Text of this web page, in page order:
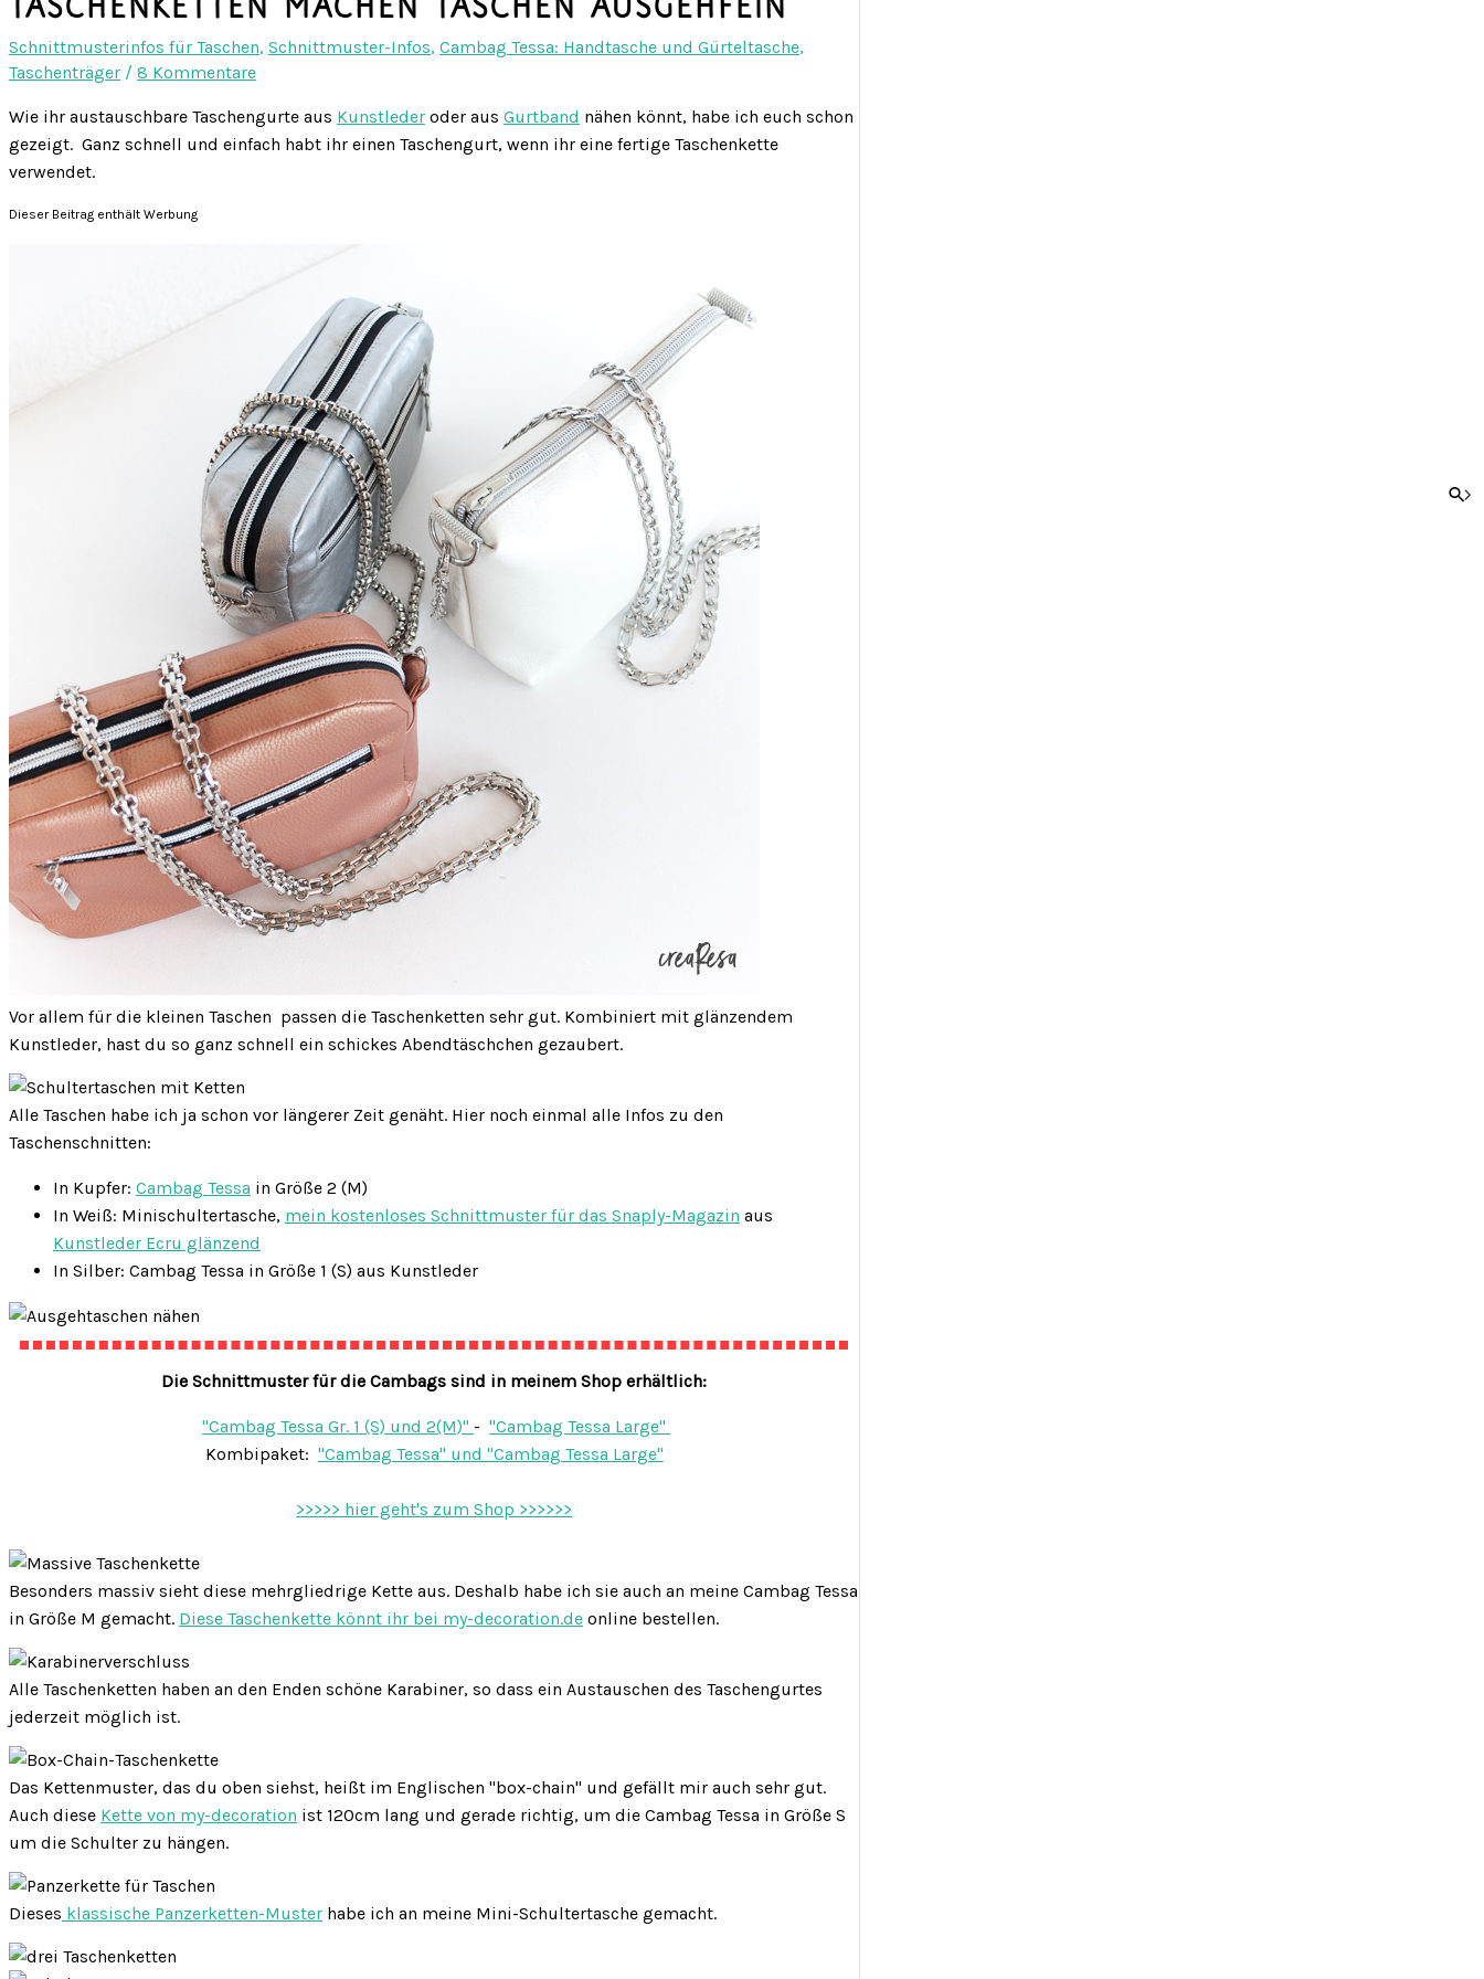
Taschenketten machen Taschen ausgehfein
Schnittmusterinfos für Taschen, Schnittmuster-Infos, Cambag Tessa: Handtasche und Gürteltasche,
Taschenträger / 8 Kommentare
Wie ihr austauschbare Taschengurte aus Kunstleder oder aus Gurtband nähen könnt, habe ich euch schon
gezeigt. Ganz schnell und einfach habt ihr einen Taschengurt, wenn ihr eine fertige Taschenkette
verwendet.
Dieser Beitrag enthält Werbung
Vor allem für die kleinen Taschen passen die Taschenketten sehr gut. Kombiniert mit glänzendem
Kunstleder, hast du so ganz schnell ein schickes Abendtäschchen gezaubert.
Alle Taschen habe ich ja schon vor längerer Zeit genäht. Hier noch einmal alle Infos zu den
Taschenschnitten:
In Kupfer: Cambag Tessa in Größe 2 (M)
In Weiß: Minischultertasche, mein kostenloses Schnittmuster für das Snaply-Magazin aus
Kunstleder Ecru glänzend
In Silber: Cambag Tessa in Größe 1 (S) aus Kunstleder
Die Schnittmuster für die Cambags sind in meinem Shop erhältlich:
"Cambag Tessa Gr. 1 (S) und 2(M)" -"Cambag Tessa Large"
Kombipaket: "Cambag Tessa" und "Cambag Tessa Large"
>>>>> hier geht's zum Shop >>>>>>
Besonders massiv sieht diese mehrgliedrige Kette aus. Deshalb habe ich sie auch an meine Cambag Tessa
in Größe M gemacht. Diese Taschenkette könnt ihr bei my-decoration.de online bestellen.
Alle Taschenketten haben an den Enden schöne Karabiner, so dass ein Austauschen des Taschengurtes
jederzeit möglich ist.
Das Kettenmuster, das du oben siehst, heißt im Englischen "box-chain" und gefällt mir auch sehr gut.
Auch diese Kette von my-decoration ist 120cm lang und gerade richtig, um die Cambag Tessa in Größe S
um die Schulter zu hängen.
Dieses klassische Panzerketten-Muster habe ich an meine Mini-Schultertasche gemacht.